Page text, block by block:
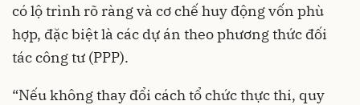
có lộ trình rõ ràng và cơ chế huy động vốn phù
hợp, đặc biệt là các dự án theo phương thức đối
tác công tư (PPP).
“Nếu không thay đổi cách tổ chức thực thi, quy